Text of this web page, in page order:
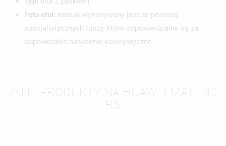
Foto etui: nadruk wykonywany jest za pomocą
specjalistycznych tuszy, które odpowiedzialne są za
odpowiednie nasycenie kolorystyczne
INNE PRODUKTY NA HUAWEI MATE 40
RS